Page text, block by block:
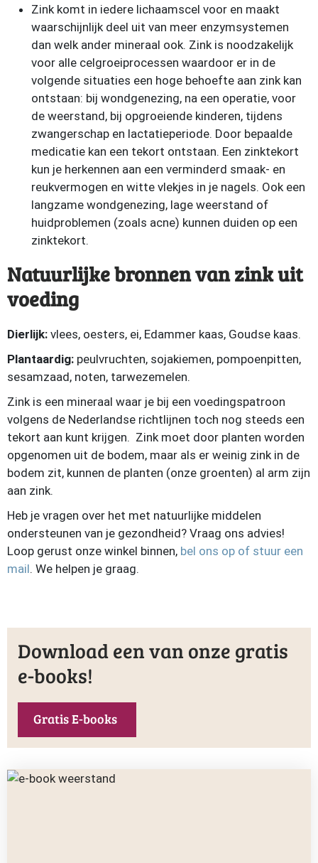
Zink komt in iedere lichaamscel voor en maakt
waarschijnlijk deel uit van meer enzymsystemen
dan welk ander mineraal ook. Zink is noodzakelijk
voor alle celgroeiprocessen waardoor er in de
volgende situaties een hoge behoefte aan zink kan
ontstaan: bij wondgenezing, na een operatie, voor
de weerstand, bij opgroeiende kinderen, tijdens
zwangerschap en lactatieperiode. Door bepaalde
medicatie kan een tekort ontstaan. Een zinktekort
kun je herkennen aan een verminderd smaak- en
reukvermogen en witte vlekjes in je nagels. Ook een
langzame wondgenezing, lage weerstand of
huidproblemen (zoals acne) kunnen duiden op een
zinktekort.
Natuurlijke bronnen van zink uit
voeding
Dierlijk: vlees, oesters, ei, Edammer kaas, Goudse kaas.
Plantaardig: peulvruchten, sojakiemen, pompoenpitten,
sesamzaad, noten, tarwezemelen.
Zink is een mineraal waar je bij een voedingspatroon
volgens de Nederlandse richtlijnen toch nog steeds een
tekort aan kunt krijgen. Zink moet door planten worden
opgenomen uit de bodem, maar als er weinig zink in de
bodem zit, kunnen de planten (onze groenten) al arm zijn
aan zink.
Heb je vragen over het met natuurlijke middelen
ondersteunen van je gezondheid? Vraag ons advies!
Loop gerust onze winkel binnen, bel ons op of stuur een
mail. We helpen je graag.
Download een van onze gratis
e-books!
Gratis E-books